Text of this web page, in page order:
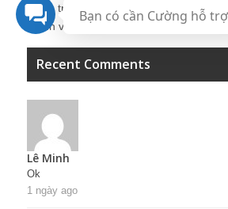
Quản trị Nhân sự Nguyễn Hùng Cường (
thành viên khác trong cộng đồng Nhân
Recent Comments
Lê Minh
Ok
1 ngày ago
Bạn có cần Cường hỗ